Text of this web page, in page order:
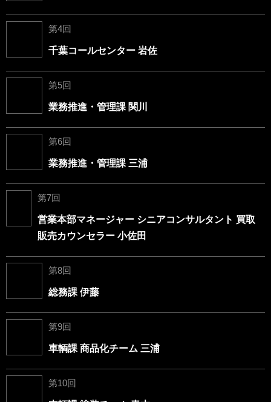
第4回
千葉コールセンター 岩佐
第5回
業務推進・管理課 関川
第6回
業務推進・管理課 三浦
第7回
営業本部マネージャー シニアコンサルタント 買取
販売カウンセラー 小佐田
第8回
総務課 伊藤
第9回
車輌課 商品化チーム 三浦
第10回